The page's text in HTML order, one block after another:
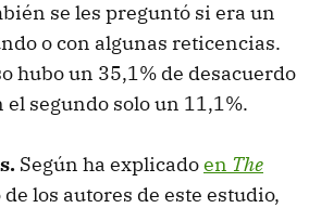
se les preguntó si era un
o con algunas reticencias.
hubo un 35,1% de desacuerdo
segundo solo un 11,1%.
Según ha explicadoen The
los autores de este estudio,